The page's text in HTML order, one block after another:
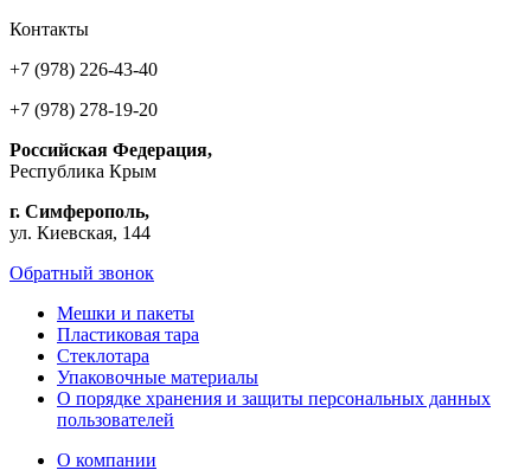
Контакты
+7 (978) 226-43-40
+7 (978) 278-19-20
Российская Федерация,
Республика Крым
г. Симферополь,
ул. Киевская, 144
Обратный звонок
Мешки и пакеты
Пластиковая тара
Стеклотара
Упаковочные материалы
О порядке хранения и защиты персональных данных
пользователей
О компании